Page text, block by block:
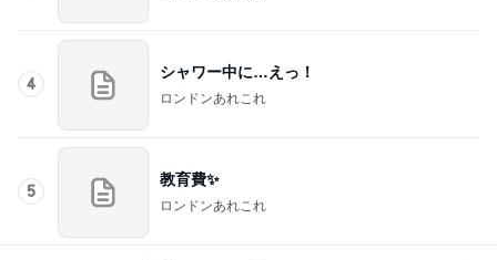
4
シャワー中に…えっ！
ロンドンあれこれ
5
教育費✨
ロンドンあれこれ